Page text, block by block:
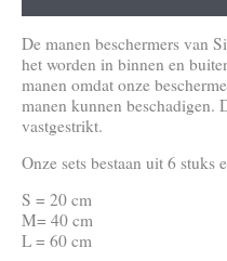
De manen beschermers van
het worden in binnen en
manen omdat onze
manen kunnen beschadigen.
vastgestrikt.
Onze sets bestaan uit 6
S = 20 cm
M= 40 cm
L = 60 cm